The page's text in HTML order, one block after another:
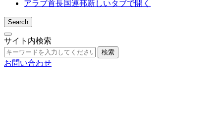
アラブ首長国連邦新しいタブで開く
Search
サイト内検索
検索
お問い合わせ